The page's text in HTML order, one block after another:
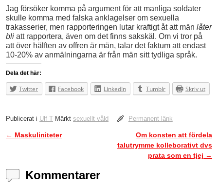
Jag försöker komma på argument för att manliga soldater
skulle komma med falska anklagelser om sexuella
trakasserier, men rapporteringen lutar kraftigt åt att män låter
bli att rapportera, även om det finns sakskäl. Om vi tror på
att över hälften av offren är män, talar det faktum att endast
10-20% av anmälningarna är från män sitt tydliga språk.
Dela det här:
Twitter Facebook LinkedIn Tumblr Skriv ut
Publicerat i Ulf T Märkt sexuellt våld Permanent länk
Inläggsnavigering
← Maskuliniteter
Om konsten att fördela
talutrymme kolleborativt dvs
prata som en tjej →
Kommentarer